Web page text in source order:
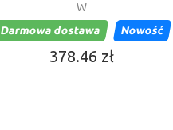
W
Darmowa dostawa
Nowość
378.46 zł